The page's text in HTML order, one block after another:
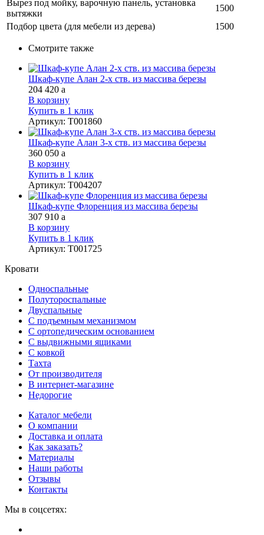
Вырез под мойку, варочную панель, установка
вытяжки
1500
Подбор цвета (для мебели из дерева)
1500
Смотрите также
Шкаф-купе Алан 2-х ств. из массива березы
204 420 a
В корзину
Купить в 1 клик
Артикул: Т001860
Шкаф-купе Алан 3-х ств. из массива березы
360 050 a
В корзину
Купить в 1 клик
Артикул: Т004207
Шкаф-купе Флоренция из массива березы
307 910 a
В корзину
Купить в 1 клик
Артикул: Т001725
Кровати
Односпальные
Полутороспальные
Двуспальные
С подъемным механизмом
С ортопедическим основанием
С выдвижными ящиками
С ковкой
Тахта
От производителя
В интернет-магазине
Недорогие
Каталог мебели
О компании
Доставка и оплата
Как заказать?
Материалы
Наши работы
Отзывы
Контакты
Мы в соцсетях: